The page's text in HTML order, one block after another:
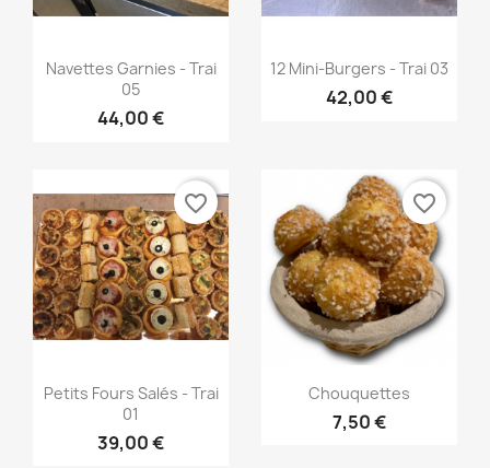
Aperçu rapide
Navettes Garnies - Trai
05
44,00 €
Aperçu rapide
12 Mini-Burgers - Trai 03
42,00 €
Aperçu rapide
Petits Fours Salés - Trai
01
39,00 €
favorite_border
Aperçu rapide
Chouquettes
7,50 €
favorite_border